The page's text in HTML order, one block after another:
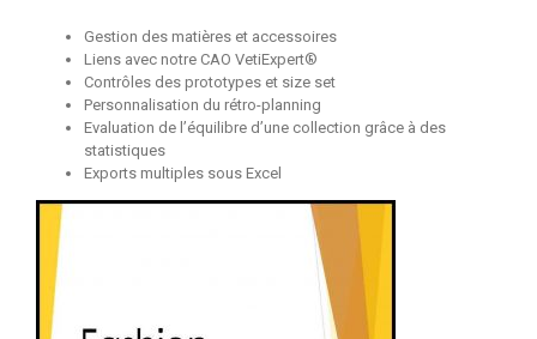
Gestion des matières et accessoires
Liens avec notre CAO VetiExpert®
Contrôles des prototypes et size set
Personnalisation du rétro-planning
Evaluation de l’équilibre d’une collection grâce à des
statistiques
Exports multiples sous Excel